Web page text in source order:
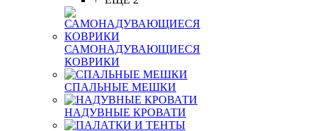
САМОНАДУВАЮЩИЕСЯ
КОВРИКИ
СПАЛЬНЫЕ МЕШКИ
НАДУВНЫЕ КРОВАТИ